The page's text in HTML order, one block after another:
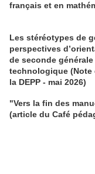
français et en
Les stéréotypes de
perspectives
de seconde générale
technologique
la DEPP - mai 2026)
"Vers la fin des
(article du Café